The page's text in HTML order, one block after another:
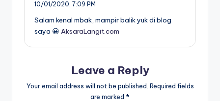
10/01/2020, 7:09 PM
Salam kenal mbak, mampir balik yuk di blog
saya 😀 AksaraLangit.com
Leave a Reply
Your email address will not be published. Required fields
are marked *